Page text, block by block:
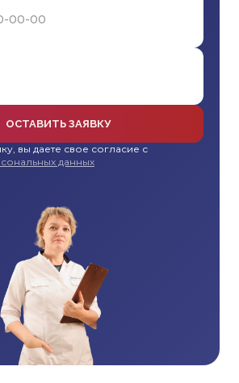
ОСТАВИТЬ ЗАЯВКУ
вы даете свое согласие с
данных